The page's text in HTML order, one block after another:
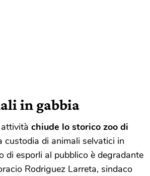
in gabbia
chiude lo storico zoo di
custodia di animali selvatici in
di esporli al pubblico è degradante
Rodriguez Larreta, sindaco